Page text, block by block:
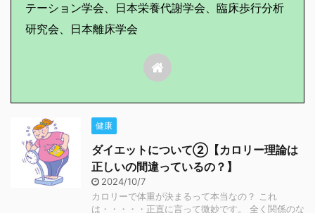
テーション学会、日本栄養代謝学会、臨床歩行分析
研究会、日本離床学会
健康
ダイエットについて②【カロリー理論は
正しいの間違っているの？】
2024/10/7
カロリーで体重が決まるって本当なの？ これ
は・・・・・正直に言って微妙です。 全く関係のな